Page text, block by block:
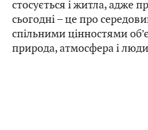
стосується і житла, адже
сьогодні – це про
спільними цінностями
природа, атмосфера і